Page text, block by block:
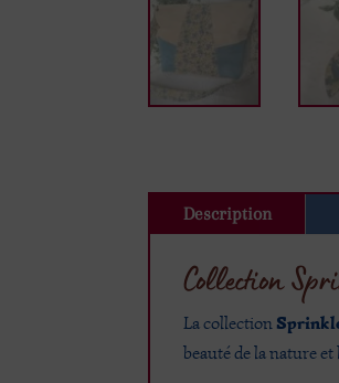
Description
Collection
La collection
beauté de la nature